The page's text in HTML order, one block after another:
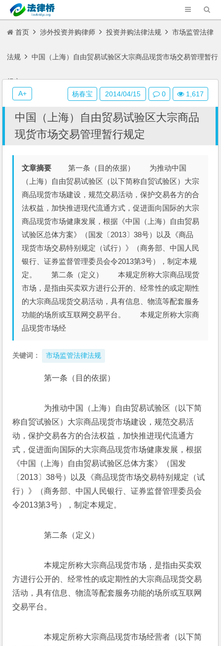
首页 涉外投资并购律师 投资并购法律法规 市场监管法律
法规 中国（上海）自由贸易试验区大宗商品现货市场交易管理暂行
规定
中国（上海）自由贸易试验区大宗商品
现货市场交易管理暂行规定
文章摘要 第一条（目的依据） 为推动中国
（上海）自由贸易试验区（以下简称自贸试验区）大宗
商品现货市场建设，规范交易活动，保护交易各方的合
法权益，加快推进现代流通方式，促进面向国际的大宗
商品现货市场健康发展，根据《中国（上海）自由贸易
试验区总体方案》（国发〔2013〕38号）以及《商品
现货市场交易特别规定（试行）》（商务部、中国人民
银行、证券监督管理委员会令2013第3号），制定本规
定。 第二条（定义） 本规定所称大宗商品现货
市场，是指由买卖双方进行公开的、经常性的或定期性
的大宗商品现货交易活动，具有信息、物流等配套服务
功能的场所或互联网交易平台。 本规定所称大宗商
品现货市场经
关键词： 市场监管法律法规
第一条（目的依据）
为推动中国（上海）自由贸易试验区（以下简
称自贸试验区）大宗商品现货市场建设，规范交易活
动，保护交易各方的合法权益，加快推进现代流通方
式，促进面向国际的大宗商品现货市场健康发展，根据
《中国（上海）自由贸易试验区总体方案》（国发
〔2013〕38号）以及《商品现货市场交易特别规定（试
行）》（商务部、中国人民银行、证券监督管理委员会
令2013第3号），制定本规定。
第二条（定义）
本规定所称大宗商品现货市场，是指由买卖双
方进行公开的、经常性的或定期性的大宗商品现货交易
活动，具有信息、物流等配套服务功能的场所或互联网
交易平台。
本规定所称大宗商品现货市场经营者（以下简
杨春宝 2014/04/15 0 1,617
A+